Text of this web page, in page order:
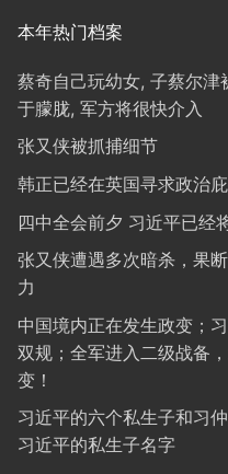
本年热门档案
蔡奇自己玩幼女, 子蔡尔
于朦胧, 军方将很快介入
张又侠被抓捕细节
韩正已经在英国寻求政治
四中全会前夕 习近平已经
张又侠遭遇多次暗杀，果
力
中国境内正在发生政变；
双规；全军进入二级战备
变！
习近平的六个私生子和习
习近平的私生子名字